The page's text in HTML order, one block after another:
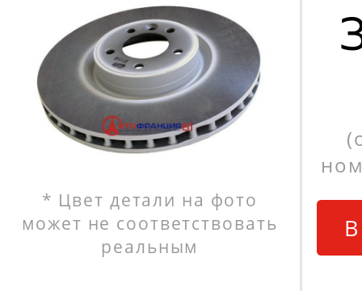
* Цвет детали на фото
может не соответствовать
реальным